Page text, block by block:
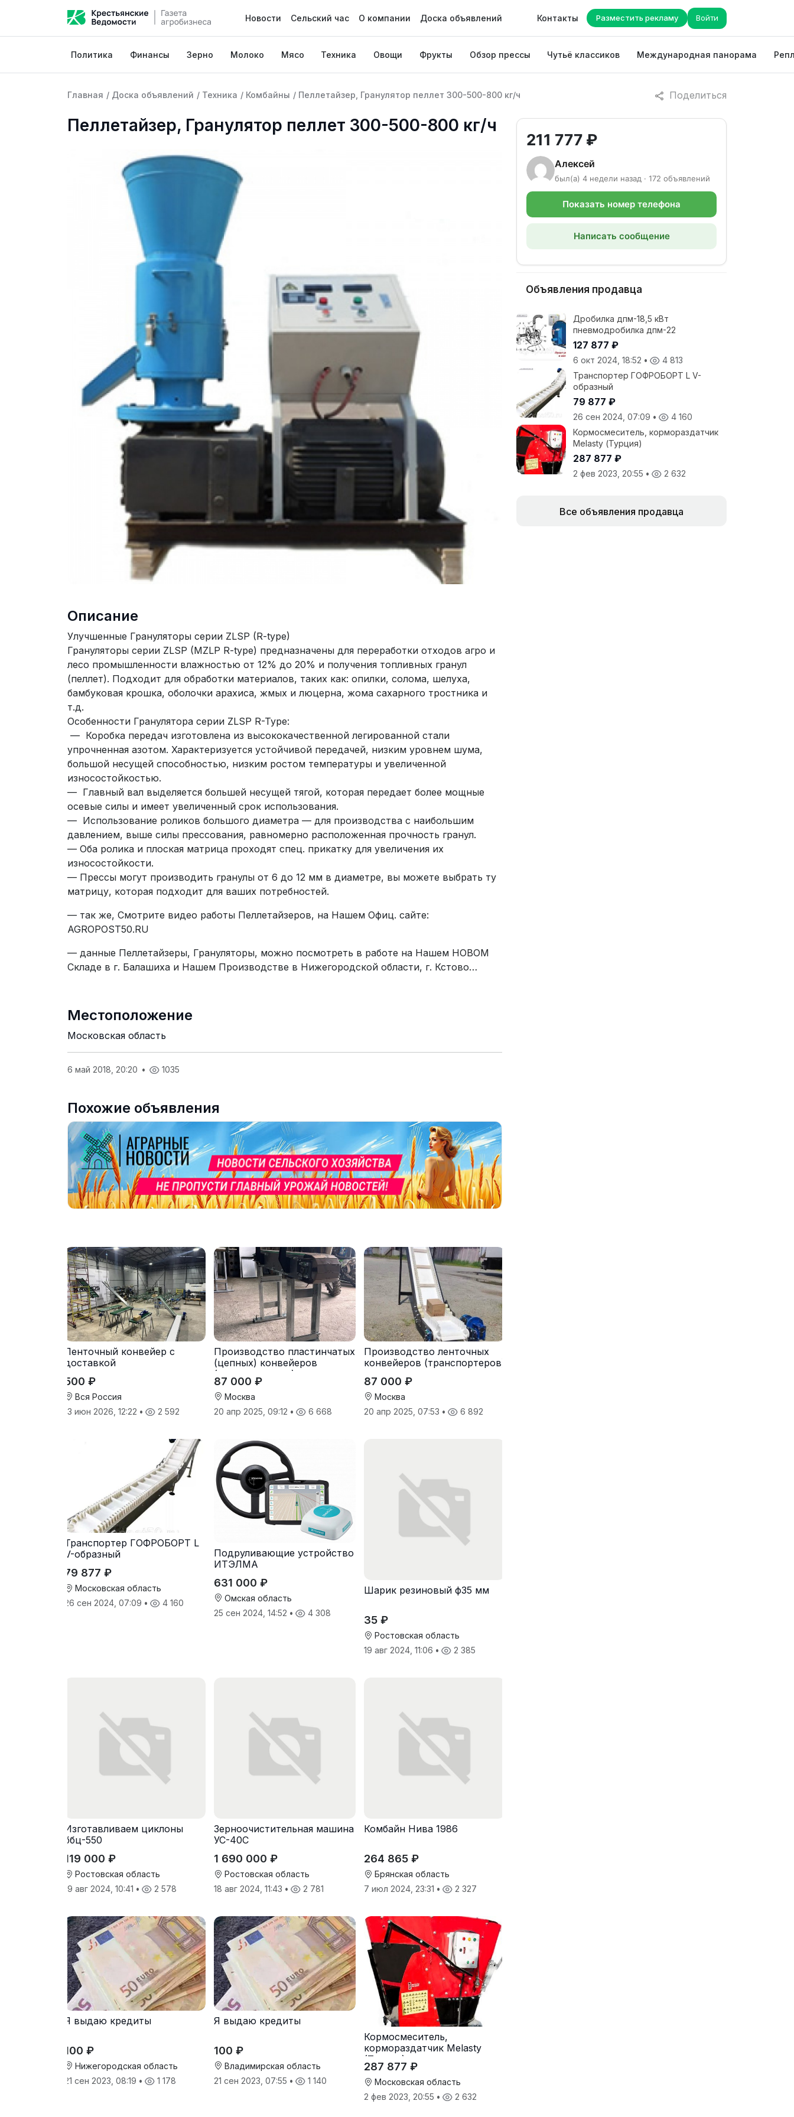
Новости Сельский час О компании Доска объявлений Контакты Разместить рекламу Войти
Политика Финансы Зерно Молоко Мясо Техника Овощи Фрукты Обзор прессы Чутьё классиков Международная панорама
Поделиться
Главная / Доска объявлений / Техника / Комбайны / Пеллетайзер, Гранулятор пеллет 300-500-800 кг/ч
Пеллетайзер, Гранулятор пеллет 300-500-800 кг/ч
Описание
Улучшенные Грануляторы серии ZLSP (R-type)
Грануляторы серии ZLSP (MZLP R-type) предназначены для переработки отходов агро и
лесо промышленности влажностью от 12% до 20% и получения топливных гранул
(пеллет). Подходит для обработки материалов, таких как: опилки, солома, шелуха,
бамбуковая крошка, оболочки арахиса, жмых и люцерна, жома сахарного тростника и
т.д.
Особенности Гранулятора серии ZLSP R-Type:
— Коробка передач изготовлена из высококачественной легированной стали
упрочненная азотом. Характеризуется устойчивой передачей, низким уровнем шума,
большой несущей способностью, низким ростом температуры и увеличенной
износостойкостью.
— Главный вал выделяется большей несущей тягой, которая передает более мощные
осевые силы и имеет увеличенный срок использования.
— Использование роликов большого диаметра — для производства с наибольшим
давлением, выше силы прессования, равномерно расположенная прочность гранул.
— Оба ролика и плоская матрица проходят спец. прикатку для увеличения их
износостойкости.
— Прессы могут производить гранулы от 6 до 12 мм в диаметре, вы можете выбрать ту
матрицу, которая подходит для ваших потребностей.
— так же, Смотрите видео работы Пеллетайзеров, на Нашем Офиц. сайте:
AGROPOST50.RU
— данные Пеллетайзеры, Грануляторы, можно посмотреть в работе на Нашем НОВОМ
Складе в г. Балашиха и Нашем Производстве в Нижегородской области, г. Кстово…
Местоположение
Московская область
6 май 2018, 20:20 • 1035
Похожие объявления
Ленточный конвейер с
доставкой
500 ₽
Вся Россия
13 июн 2026, 12:22 • 2 592
Производство пластинчатых
(цепных) конвейеров
(транспортеров) под заказ
87 000 ₽
Москва
20 апр 2025, 09:12 • 6 668
Производство ленточных
конвейеров (транспортеров)
87 000 ₽
Москва
20 апр 2025, 07:53 • 6 892
Транспортер ГОФРОБОРТ L
V-образный
79 877 ₽
Московская область
26 сен 2024, 07:09 • 4 160
Подруливающие устройство
ИТЭЛМА
631 000 ₽
Омская область
25 сен 2024, 14:52 • 4 308
Шарик резиновый ф35 мм
35 ₽
Ростовская область
19 авг 2024, 11:06 • 2 385
Изготавливаем циклоны
ббц-550
119 000 ₽
Ростовская область
19 авг 2024, 10:41 • 2 578
Зерноочистительная машина
УС-40С
1 690 000 ₽
Ростовская область
18 авг 2024, 11:43 • 2 781
Комбайн Нива 1986
264 865 ₽
Брянская область
7 июл 2024, 23:31 • 2 327
Я выдаю кредиты
100 ₽
Нижегородская область
21 сен 2023, 08:19 • 1 178
Я выдаю кредиты
100 ₽
Владимирская область
21 сен 2023, 07:55 • 1 140
Кормосмеситель,
кормораздатчик Melasty
(Турция)
287 877 ₽
Московская область
2 фев 2023, 20:55 • 2 632
211 777 ₽
Алексей
был(а) 4 недели назад · 172 объявлений
Показать номер телефона
Написать сообщение
Объявления продавца
Дробилка дпм-18,5 кВт
пневмодробилка дпм-22
127 877 ₽
6 окт 2024, 18:52 •
4 813
Транспортер ГОФРОБОРТ L V-
образный
79 877 ₽
26 сен 2024, 07:09 •
4 160
Кормосмеситель, кормораздатчик
Melasty (Турция)
287 877 ₽
2 фев 2023, 20:55 • 2 632
Все объявления продавца